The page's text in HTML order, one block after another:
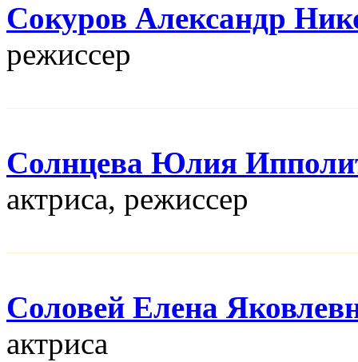
Сокуров Александр
режисcер
Солнцева Юлия
актриса, режисcер
Соловей Елена
актриса